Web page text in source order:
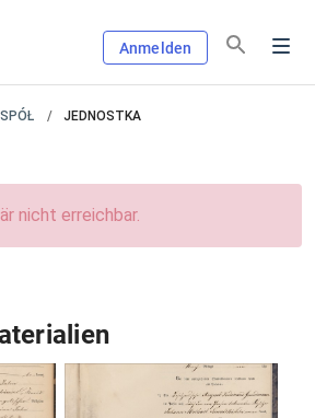
Anmelden
JEDNOSTKA
nicht erreichbar.